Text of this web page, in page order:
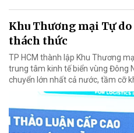
Khu Thương mại Tự
thách thức
TP HCM thành lập Khu Thương
trung tâm kinh tế biển vùng Đông
chuyển lớn nhất cả nước, tầm cỡ